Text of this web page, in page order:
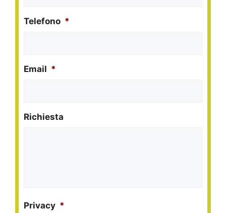
Telefono *
Email *
Richiesta
Privacy *